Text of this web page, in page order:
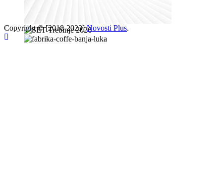
Copyright © [2018-2023]Novosti Plus.